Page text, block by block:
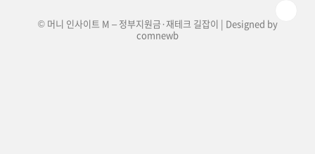
© 머니 인사이트 M – 정부지원금·재테크 길잡이 | Designed by
comnewb